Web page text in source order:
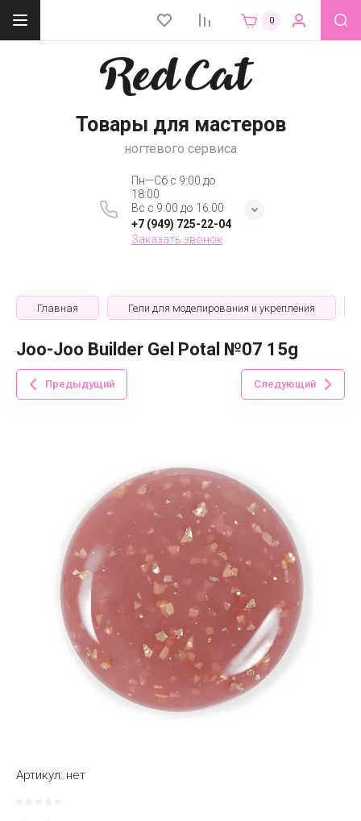
0
Товары для мастеров
ногтевого сервиса
Пн—Сб с 9:00 до
18:00
Вс с 9:00 до 16:00
+7 (949) 725-22-04
Заказать звонок
Главная Гели для моделирования и укрепления
Joo-Joo Builder Gel Potal №07 15g
Предыдущий Следующий
Артикул: нет